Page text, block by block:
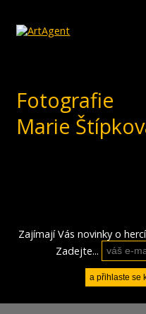
Fotografie
Marie
Zajímají Vás novinky o
Zadejte...